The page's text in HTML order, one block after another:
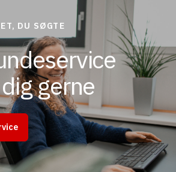
DU SØGTE
gerne